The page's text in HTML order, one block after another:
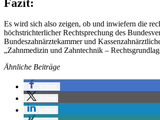
Fazit:
Es wird sich also zeigen, ob und inwiefern die
höchstrichterlicher Rechtsprechung des
Bundeszahnärztekammer und
„Zahnmedizin und Zahntechnik –
Ähnliche Beiträge